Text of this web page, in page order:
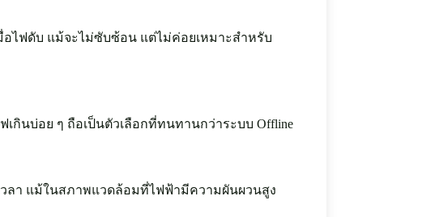
อไฟดับ แม้จะไม่ซับซ้อน แต่ไม่ค่อยเหมาะสำหรับ
กินบ่อย ๆ ถือเป็นตัวเลือกที่ทนทานกว่าระบบ Offline
วลา แม้ในสภาพแวดล้อมที่ไฟฟ้ามีความผันผวนสูง